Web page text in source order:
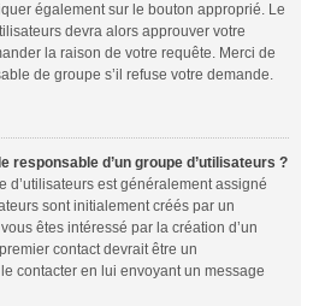
également sur le bouton approprié. Le
devra alors approuver votre
la raison de votre requête. Merci de
de groupe s’il refuse votre demande.
responsable d’un groupe d’utilisateurs ?
d’utilisateurs est généralement assigné
sont initialement créés par un
êtes intéressé par la création d’un
contact devrait être un
contacter en lui envoyant un message